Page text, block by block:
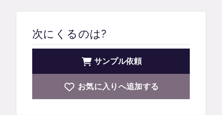
次にくるのは?
サンプル依頼
お気に入りへ追加する